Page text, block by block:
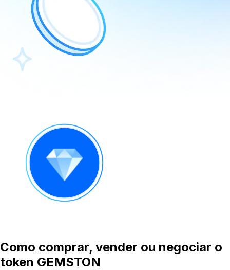
Como comprar, vender ou negociar o
token GEMSTON